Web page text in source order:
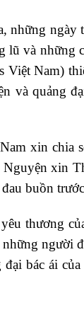
ngày
và những
Nam)
và quảng
xin chia
xin
buồn
thương
người
bác ái